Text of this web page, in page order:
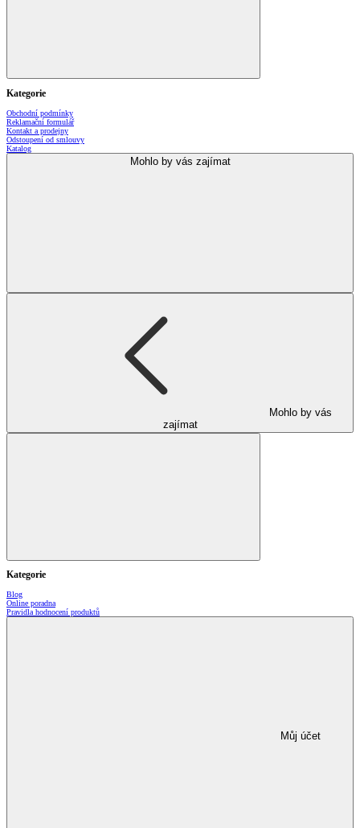
Kategorie
Obchodní podmínky
Reklamační formulář
Kontakt a prodejny
Odstoupení od smlouvy
Katalog
Mohlo by vás zajímat
Mohlo by vás
zajímat
Kategorie
Blog
Online poradna
Pravidla hodnocení produktů
Můj účet